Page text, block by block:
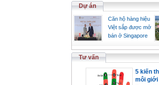
Dự án
Căn hộ hàng hiệu
Việt sắp được mở
bán ở Singapore
Tư vấn
5 kiến
môi giới